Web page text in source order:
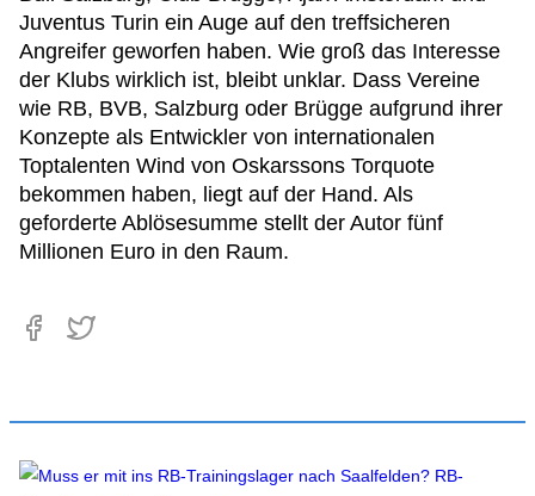
Juventus Turin ein Auge auf den treffsicheren
Angreifer geworfen haben. Wie groß das Interesse
der Klubs wirklich ist, bleibt unklar. Dass Vereine
wie RB, BVB, Salzburg oder Brügge aufgrund ihrer
Konzepte als Entwickler von internationalen
Toptalenten Wind von Oskarssons Torquote
bekommen haben, liegt auf der Hand. Als
geforderte Ablösesumme stellt der Autor fünf
Millionen Euro in den Raum.